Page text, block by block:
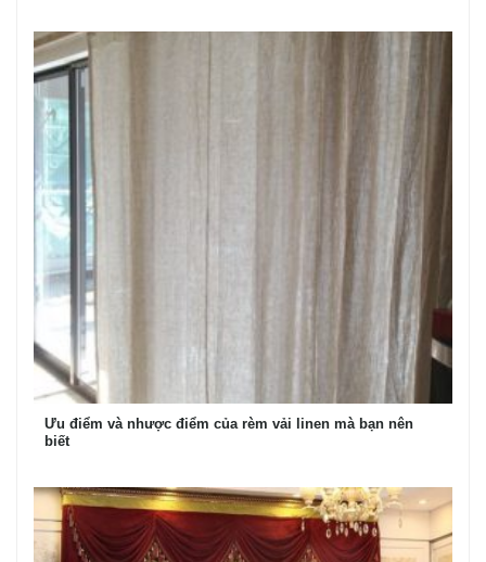
Ưu điểm và nhược điểm của rèm vải linen mà bạn nên
biết